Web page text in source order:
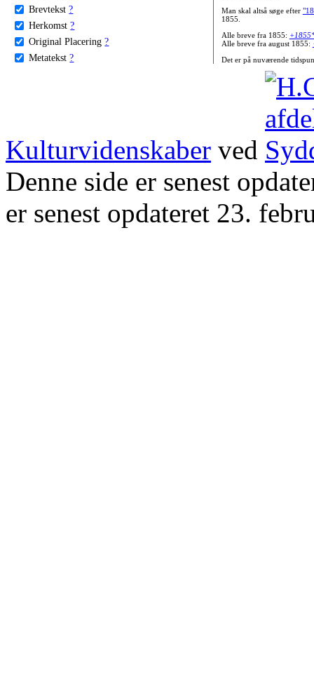
Brevtekst ?
Herkomst ?
Original Placering ?
Metatekst ?
Man skal altså søge efter
1855.
Alle breve fra 1855:
Alle breve fra august 1855:
Det er på nuværende
Kulturvidenskaber ved
Denne side er senest
er senest opdateret 23.